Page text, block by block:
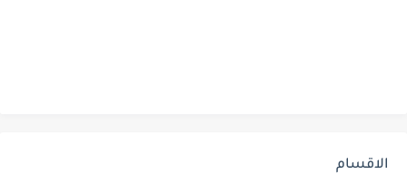
الاقسام